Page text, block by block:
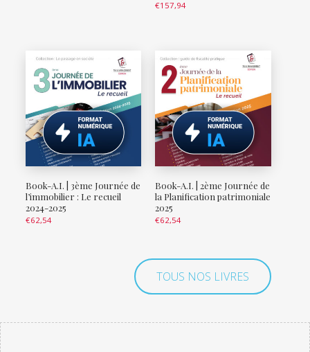
€157,94
Book-A.I. | 3ème Journée de
l’immobilier : Le recueil
2024-2025
€62,54
Book-A.I. | 2ème Journée de
la Planification patrimoniale
2025
€62,54
TOUS NOS LIVRES